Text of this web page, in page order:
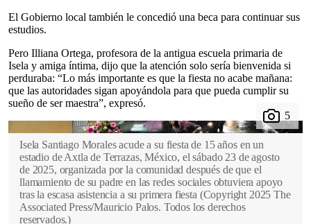
El Gobierno local también le concedió una beca para continuar sus
estudios.
Pero Illiana Ortega, profesora de la antigua escuela primaria de
Isela y amiga íntima, dijo que la atención solo sería bienvenida si
perduraba: “Lo más importante es que la fiesta no acabe mañana:
que las autoridades sigan apoyándola para que pueda cumplir su
sueño de ser maestra”, expresó.
Isela Santiago Morales acude a su fiesta de 15 años en un
estadio de Axtla de Terrazas, México, el sábado 23 de agosto
de 2025, organizada por la comunidad después de que el
llamamiento de su padre en las redes sociales obtuviera apoyo
tras la escasa asistencia a su primera fiesta (Copyright 2025 The
Associated Press/Mauricio Palos. Todos los derechos
reservados.)